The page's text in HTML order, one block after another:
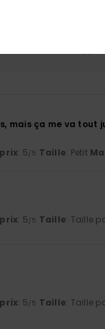
mais ça me va tout
: 5/5 Taille: Petit
: 5/5 Taille: Taille
: 5/5 Taille: Taille